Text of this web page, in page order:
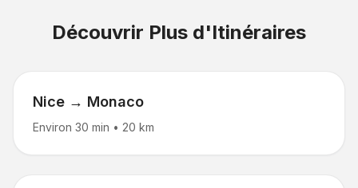
Découvrir Plus d'Itinéraires
Nice → Monaco
Environ 30 min • 20 km